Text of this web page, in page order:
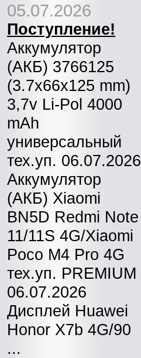
05.07.2026
Поступление!
Аккумулятор
(АКБ) 3766125
(3.7x66x125 mm)
3,7v Li-Pol 4000
mAh
универсальный
тех.уп. 06.07.2026
Аккумулятор
(АКБ) Xiaomi
BN5D Redmi Note
11/11S 4G/Xiaomi
Poco M4 Pro 4G
тех.уп. PREMIUM
06.07.2026
Дисплей Huawei
Honor X7b 4G/90
...